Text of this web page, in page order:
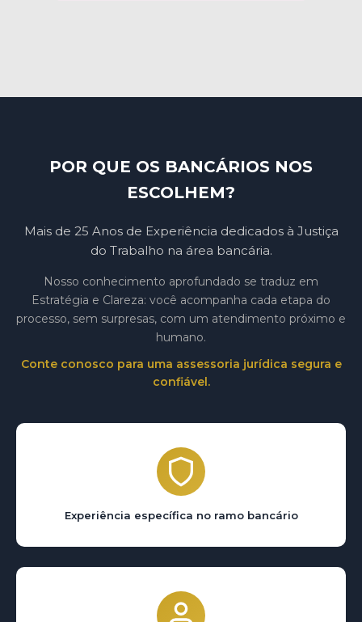
POR QUE OS BANCÁRIOS NOS
ESCOLHEM?
Mais de 25 Anos de Experiência dedicados à Justiça
do Trabalho na área bancária.
Nosso conhecimento aprofundado se traduz em
Estratégia e Clareza: você acompanha cada etapa do
processo, sem surpresas, com um atendimento próximo e
humano.
Conte conosco para uma assessoria jurídica segura e
confiável.
Experiência específica no ramo bancário